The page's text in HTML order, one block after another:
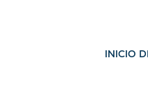
INICIO